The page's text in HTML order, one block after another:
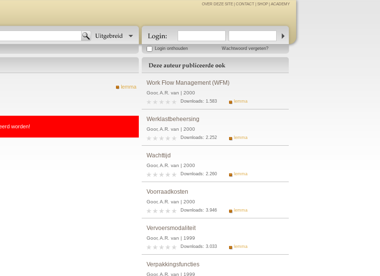
OVER DEZE SITE CONTACT SHOP ACADEMY
Login onthouden Wachtwoord vergeten?
lemma
worden!
Work Flow Management (WFM)
Goor, A.R. van | 2000
Downloads: 1.583 lemma
Werklastbeheersing
Goor, A.R. van | 2000
Downloads: 2.252 lemma
Wachttijd
Goor, A.R. van | 2000
Downloads: 2.260 lemma
Voorraadkosten
Goor, A.R. van | 2000
Downloads: 3.946 lemma
Vervoersmodaliteit
Goor, A.R. van | 1999
Downloads: 3.033 lemma
Verpakkingsfuncties
Goor, A.R. van | 1999